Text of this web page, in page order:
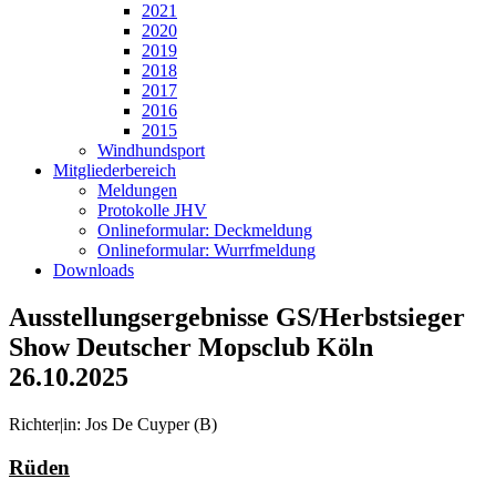
2021
2020
2019
2018
2017
2016
2015
Windhundsport
Mitgliederbereich
Meldungen
Protokolle JHV
Onlineformular: Deckmeldung
Onlineformular: Wurrfmeldung
Downloads
Ausstellungsergebnisse GS/Herbstsieger
Show Deutscher Mopsclub Köln
26.10.2025
Richter|in: Jos De Cuyper (B)
Rüden